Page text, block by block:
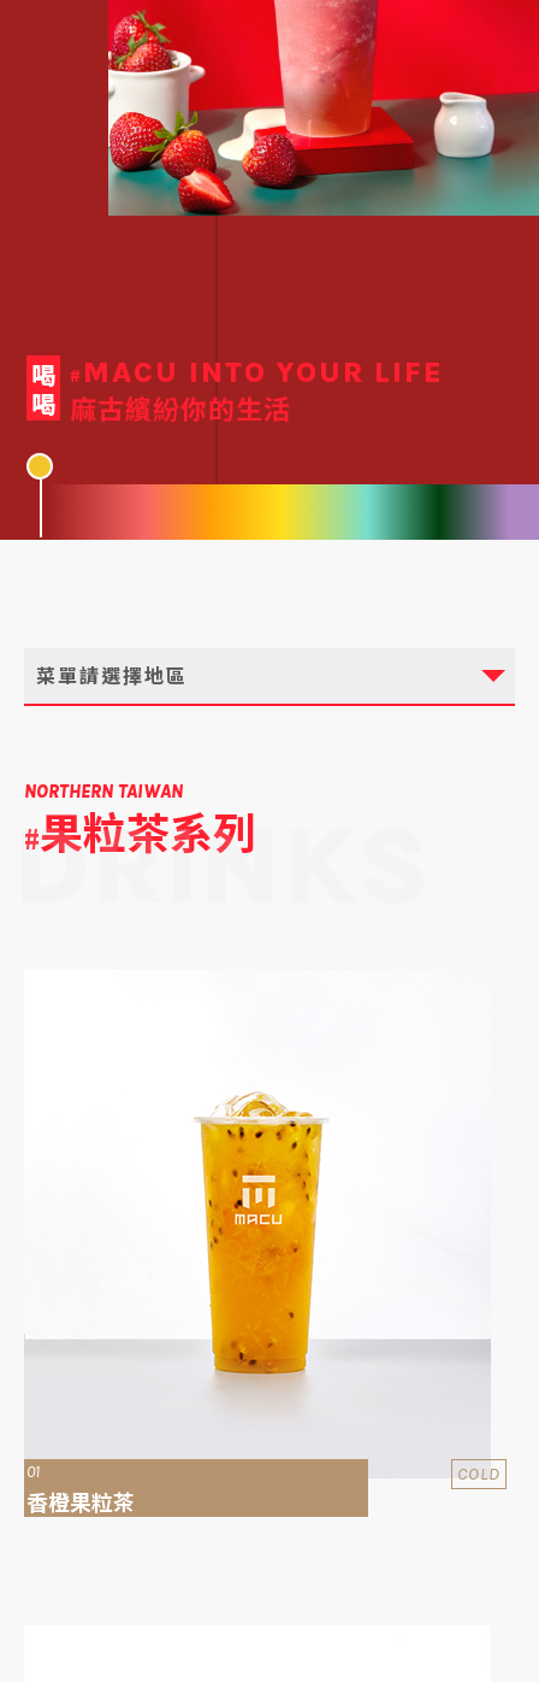
喝喝 # MACU INTO YOUR LIFE
麻古繽紛你的生活
菜單請選擇地區
NORTHERN TAIWAN
#果粒茶系列
DRINKS
01
香橙果粒茶
COLD